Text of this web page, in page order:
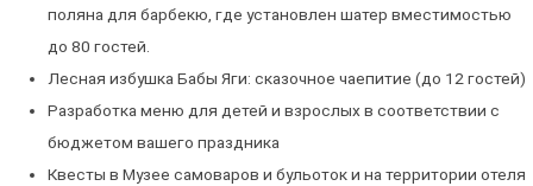
поляна для барбекю, где установлен шатер вместимостью
до 80 гостей.
Лесная избушка Бабы Яги: сказочное чаепитие (до 12 гостей)
Разработка меню для детей и взрослых в соответствии с
бюджетом вашего праздника
Квесты в Музее самоваров и бульоток и на территории отеля